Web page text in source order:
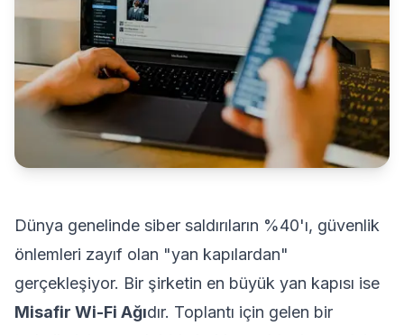
Dünya genelinde siber saldırıların %40'ı, güvenlik
önlemleri zayıf olan "yan kapılardan"
gerçekleşiyor. Bir şirketin en büyük yan kapısı ise
Misafir Wi-Fi Ağıdır. Toplantı için gelen bir